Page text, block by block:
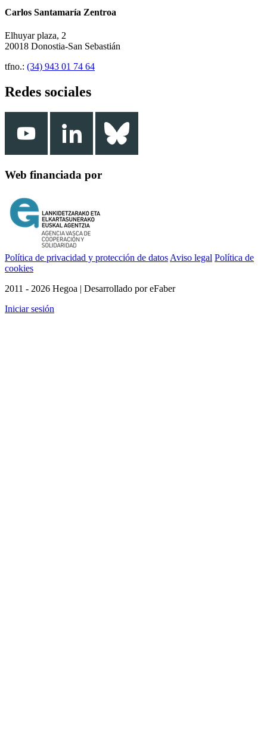
Carlos Santamaría Zentroa
Elhuyar plaza, 2
20018 Donostia-San Sebastián
tfno.: (34) 943 01 74 64
Redes sociales
Web financiada por
Política de privacidad y protección de datos Aviso legal Política de
cookies
2011 - 2026 Hegoa | Desarrollado por eFaber
Iniciar sesión